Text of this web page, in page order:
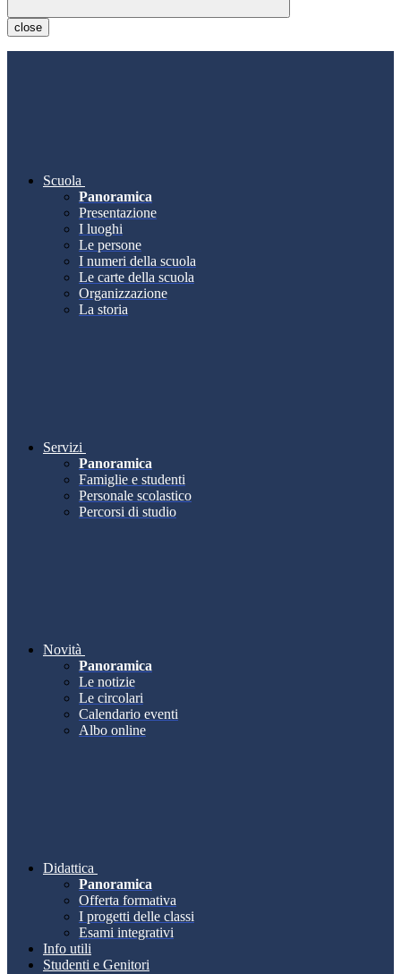
close
Scuola
Panoramica
Presentazione
I luoghi
Le persone
I numeri della scuola
Le carte della scuola
Organizzazione
La storia
Servizi
Panoramica
Famiglie e studenti
Personale scolastico
Percorsi di studio
Novità
Panoramica
Le notizie
Le circolari
Calendario eventi
Albo online
Didattica
Panoramica
Offerta formativa
I progetti delle classi
Esami integrativi
Info utili
Studenti e Genitori